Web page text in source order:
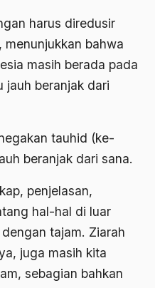
harus diredusir
bahwa
masih berada pada
jauh beranjak dari
tauhid (ke-
beranjak dari sana.
penjelasan,
hal-hal di luar
tajam. Ziarah
juga masih kita
sebagian bahkan